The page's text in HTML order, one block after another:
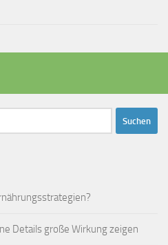
Details große Wirkung zeigen